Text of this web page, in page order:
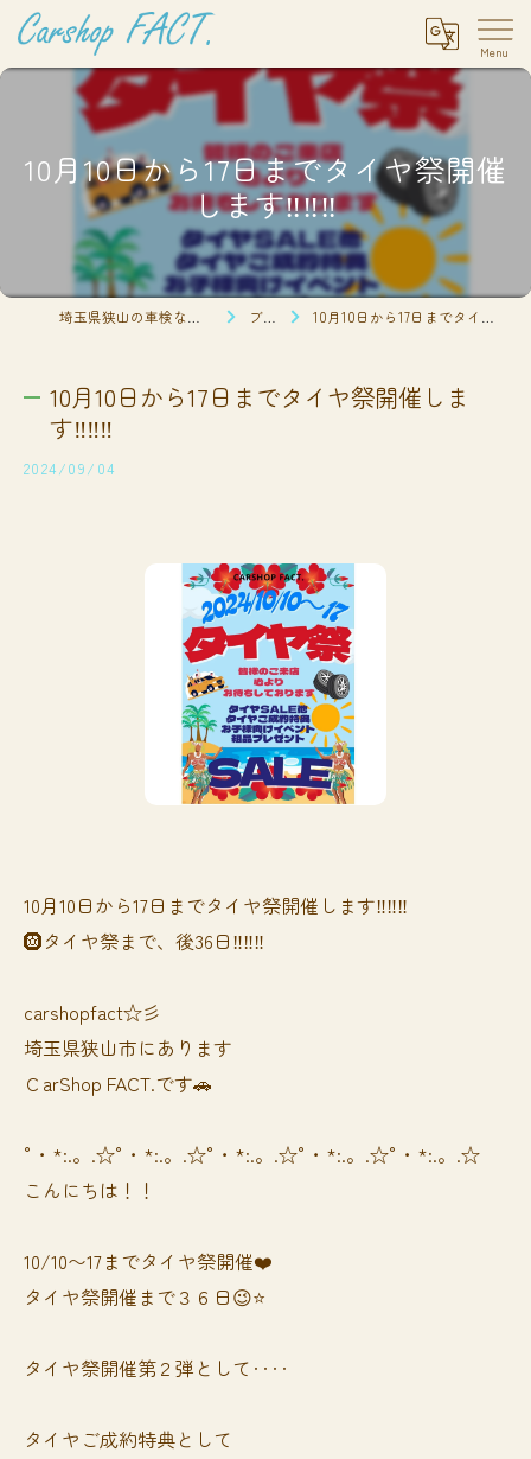
10月10日から17日までタイヤ祭開催
します‼️‼️‼️
ブログ 10月10日から17日までタイヤ祭開催します‼️‼️‼️
10月10日から17日までタイヤ祭開催しま
す‼️‼️‼️
2024/09/04
10月10日から17日までタイヤ祭開催します‼️‼️‼️
🛞タイヤ祭まで、後36日‼️‼️‼️
carshopfact☆彡
埼玉県狭山市にあります
ＣarShop FACT.です🚗
°・*:.。.☆°・*:.。.☆°・*:.。.☆°・*:.。.☆°・*:.。.☆
こんにちは！！
10/10〜17までタイヤ祭開催❤️
タイヤ祭開催まで３６日😉⭐️
タイヤ祭開催第２弾として‥‥
タイヤご成約特典として